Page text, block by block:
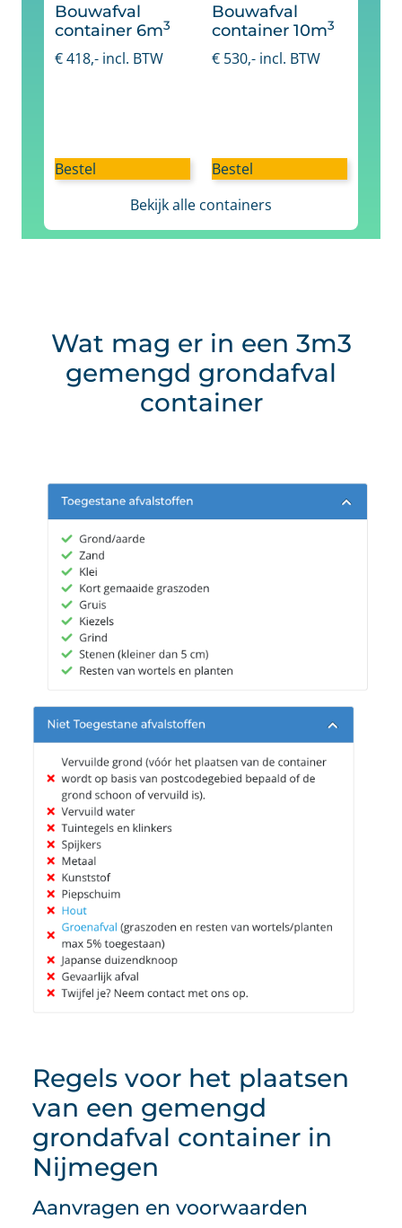
Bouwafval
container 6m3
€418,- incl. BTW
Bestel
Bouwafval
container 10m3
€ 530,- incl. BTW
Bestel
Bekijk alle containers
Wat mag er in een 3m3
gemengd grondafval
container
Regels voor het plaatsen
van een gemengd
grondafval container in
Nijmegen
Aanvragen en voorwaarden